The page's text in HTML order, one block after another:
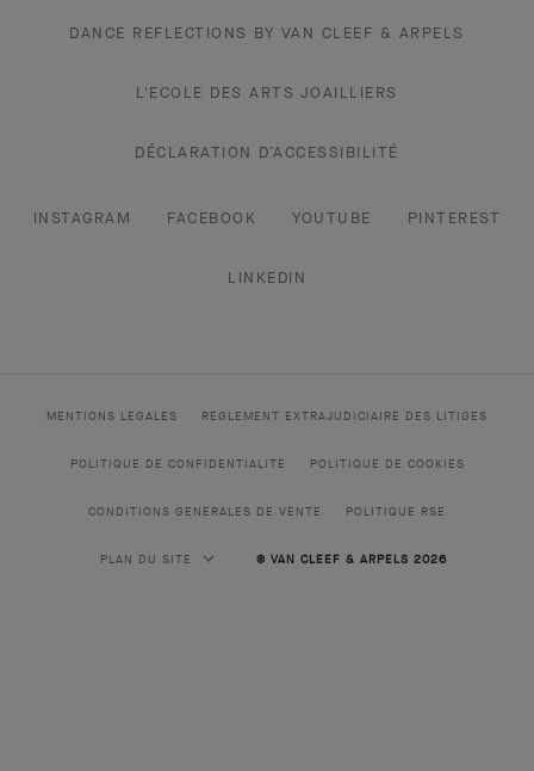
DANCE REFLECTIONS BY VAN CLEEF & ARPELS
L'ECOLE DES ARTS JOAILLIERS
DÉCLARATION D’ACCESSIBILITÉ
INSTAGRAM FACEBOOK YOUTUBE PINTEREST
LINKEDIN
MENTIONS LEGALES REGLEMENT EXTRAJUDICIAIRE DES LITIGES
POLITIQUE DE CONFIDENTIALITE POLITIQUE DE COOKIES
CONDITIONS GENERALES DE VENTE POLITIQUE RSE
PLAN DU SITE © VAN CLEEF & ARPELS 2026